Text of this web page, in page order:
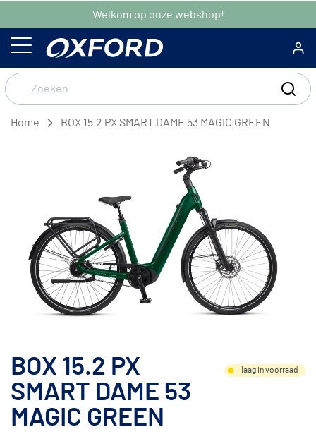
Welkom op onze webshop!
Home BOX 15.2 PX SMART DAME 53 MAGIC GREEN
BOX 15.2 PX
SMART DAME 53
MAGIC GREEN
laag in voorraad